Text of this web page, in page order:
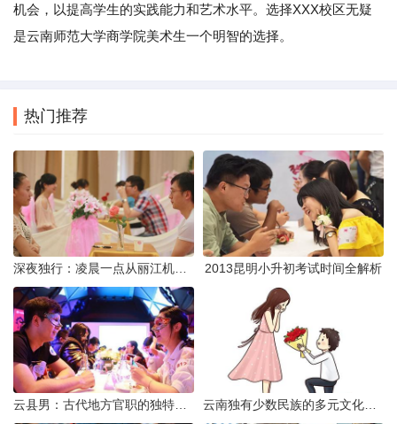
机会，以提高学生的实践能力和艺术水平。选择XXX校区无疑
是云南师范大学商学院美术生一个明智的选择。
热门推荐
2013昆明小升初考试时间全解析